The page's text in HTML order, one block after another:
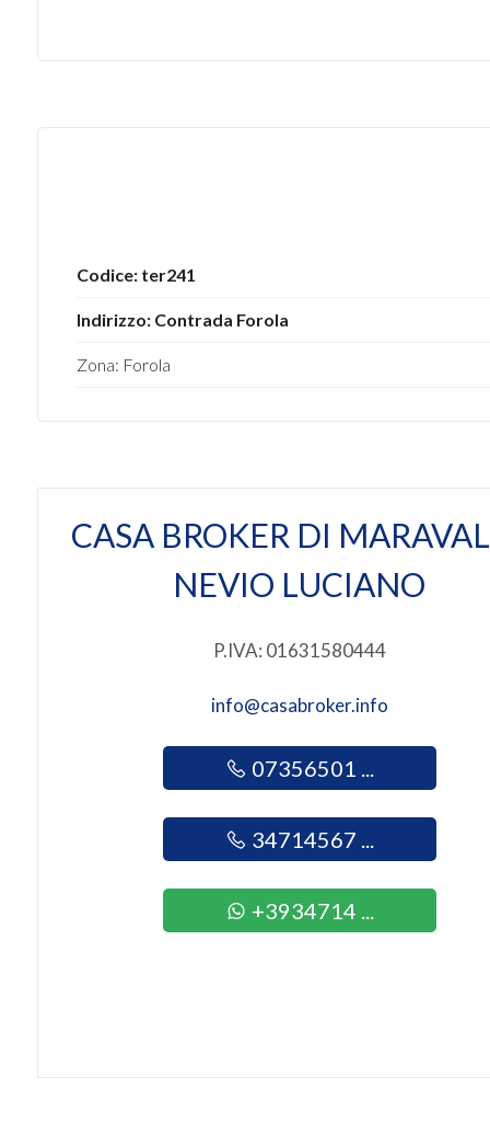
Codice: ter241
Indirizzo: Contrada Forola
Zona: Forola
CASA BROKER DI
NEVIO LUCIANO
P.IVA: 01631580444
info@casabroker.info
07356501 ...
34714567 ...
+3934714 ...
minimi